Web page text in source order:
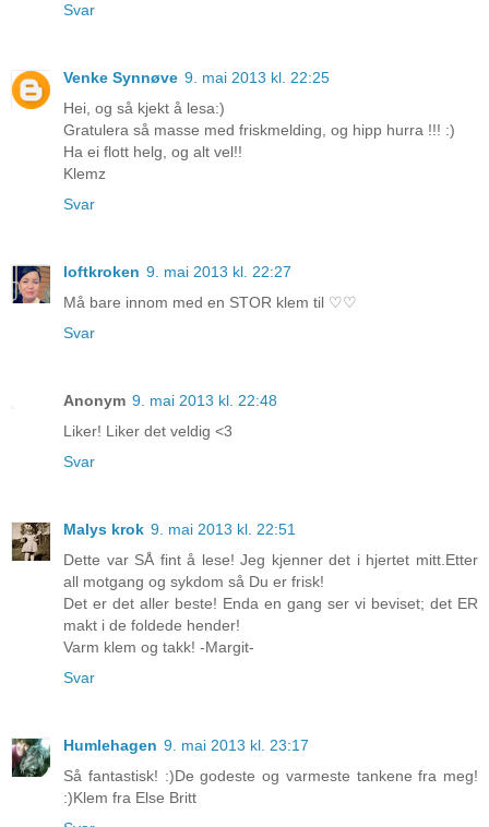
Svar
Venke Synnøve 9. mai 2013 kl. 22:25
Hei, og så kjekt å lesa:)
Gratulera så masse med friskmelding, og hipp hurra !!! :)
Ha ei flott helg, og alt vel!!
Klemz
Svar
loftkroken 9. mai 2013 kl. 22:27
Må bare innom med en STOR klem til ♡♡
Svar
Anonym 9. mai 2013 kl. 22:48
Liker! Liker det veldig <3
Svar
Malys krok 9. mai 2013 kl. 22:51
Dette var SÅ fint å lese! Jeg kjenner det i hjertet mitt.Etter
all motgang og sykdom så Du er frisk!
Det er det aller beste! Enda en gang ser vi beviset; det ER
makt i de foldede hender!
Varm klem og takk! -Margit-
Svar
Humlehagen 9. mai 2013 kl. 23:17
Så fantastisk! :)De godeste og varmeste tankene fra meg!
:)Klem fra Else Britt